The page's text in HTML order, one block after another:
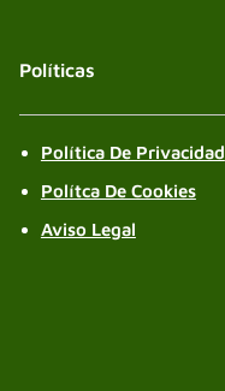
Políticas
Política De Privacidad
Polítca De Cookies
Aviso Legal